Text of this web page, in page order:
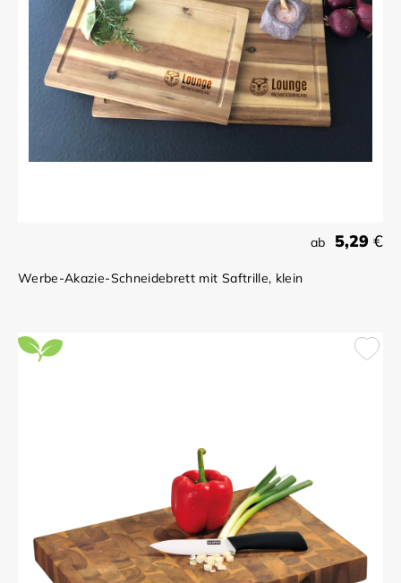
ab 5,29 €
Werbe-Akazie-Schneidebrett mit Saftrille, klein